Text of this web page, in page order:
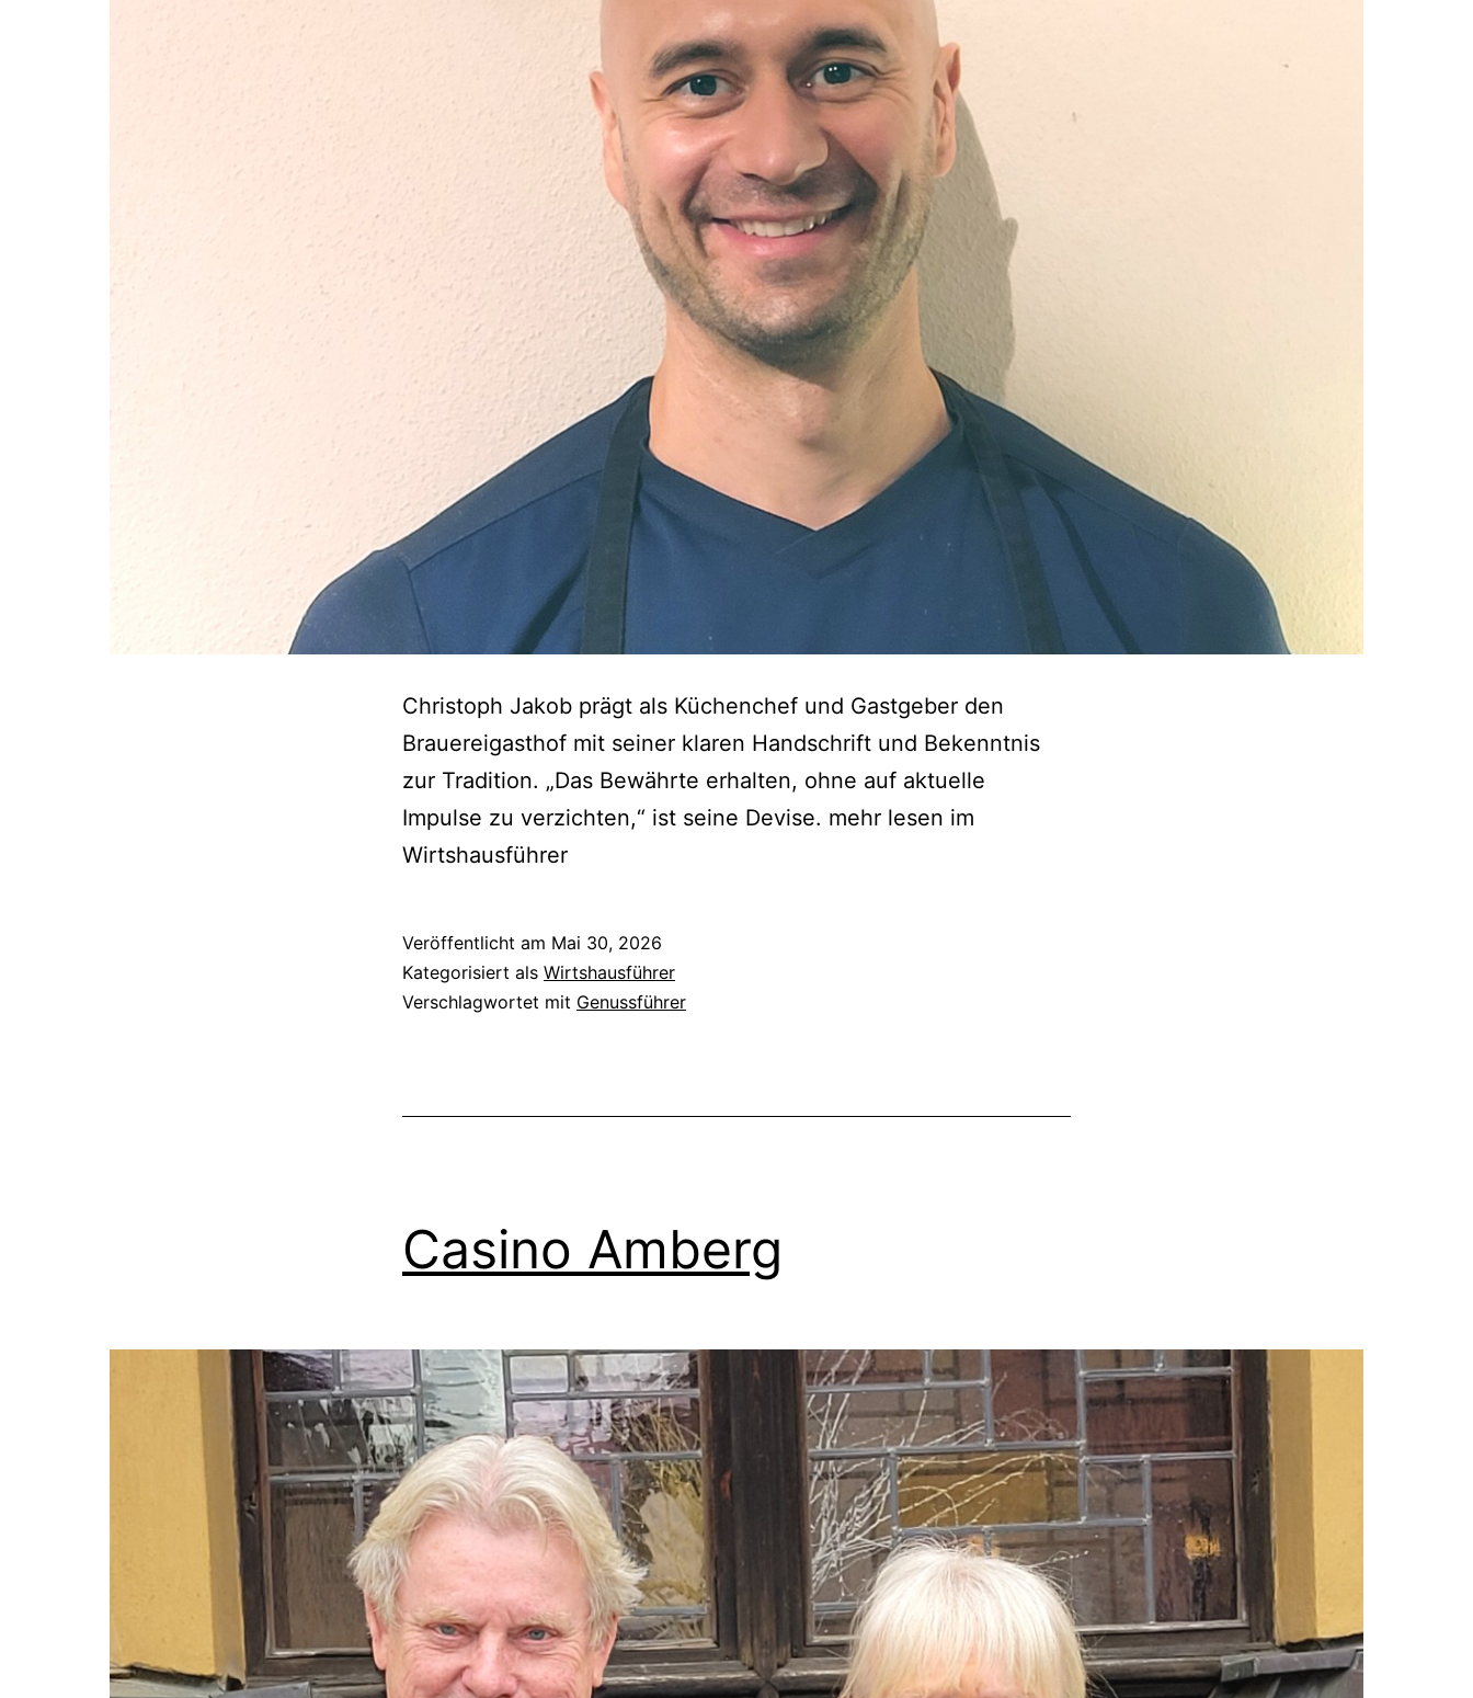
Christoph Jakob prägt als Küchenchef und Gastgeber den
Brauereigasthof mit seiner klaren Handschrift und Bekenntnis
zur Tradition. „Das Bewährte erhalten, ohne auf aktuelle
Impulse zu verzichten,“ ist seine Devise. mehr lesen im
Wirtshausführer
Veröffentlicht am Mai 30, 2026
Kategorisiert als Wirtshausführer
Verschlagwortet mit Genussführer
Casino Amberg